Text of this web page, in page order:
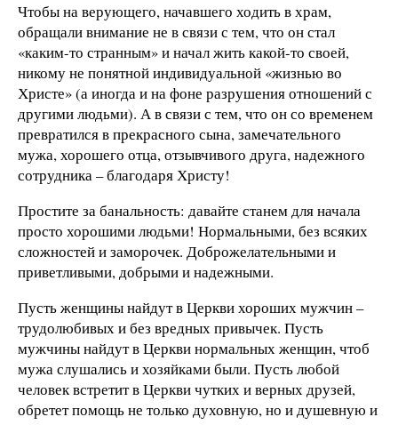
Чтобы на верующего, начавшего ходить в храм,
обращали внимание не в связи с тем, что он стал
«каким-то странным» и начал жить какой-то своей,
никому не понятной индивидуальной «жизнью во
Христе» (а иногда и на фоне разрушения отношений с
другими людьми). А в связи с тем, что он со временем
превратился в прекрасного сына, замечательного
мужа, хорошего отца, отзывчивого друга, надежного
сотрудника – благодаря Христу!
Простите за банальность: давайте станем для начала
просто хорошими людьми! Нормальными, без всяких
сложностей и заморочек. Доброжелательными и
приветливыми, добрыми и надежными.
Пусть женщины найдут в Церкви хороших мужчин –
трудолюбивых и без вредных привычек. Пусть
мужчины найдут в Церкви нормальных женщин, чтоб
мужа слушались и хозяйками были. Пусть любой
человек встретит в Церкви чутких и верных друзей,
обретет помощь не только духовную, но и душевную и